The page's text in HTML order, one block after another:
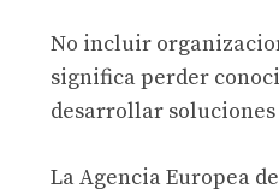
No incluir
significa perder
desarrollar soluciones
La Agencia Europea